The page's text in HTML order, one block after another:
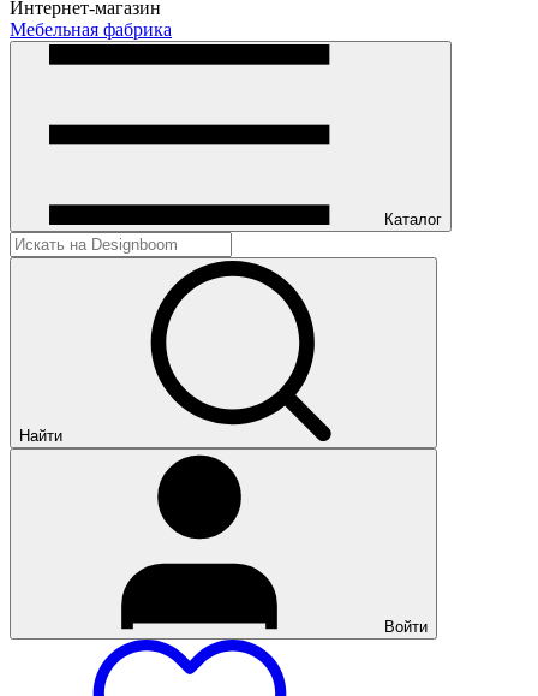
Интернет-магазин
Мебельная фабрика
Каталог
Найти
Войти